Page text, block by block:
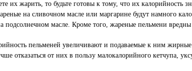
их жарить, то будьте готовы к тому, что их калорийность
на сливочном масле или маргарине будут намного
подсолнечном масле. Кроме того, жареные пельмени вредны
пельменей увеличивают и подаваемые к ним жирные
отказаться от них в пользу малокалорийного кетчупа,